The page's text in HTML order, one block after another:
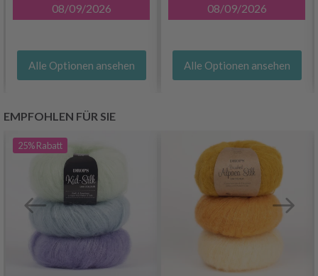
08/09/2026
Alle Optionen ansehen
08/09/2026
Alle Optionen ansehen
EMPFOHLEN FÜR SIE
25%Rabatt